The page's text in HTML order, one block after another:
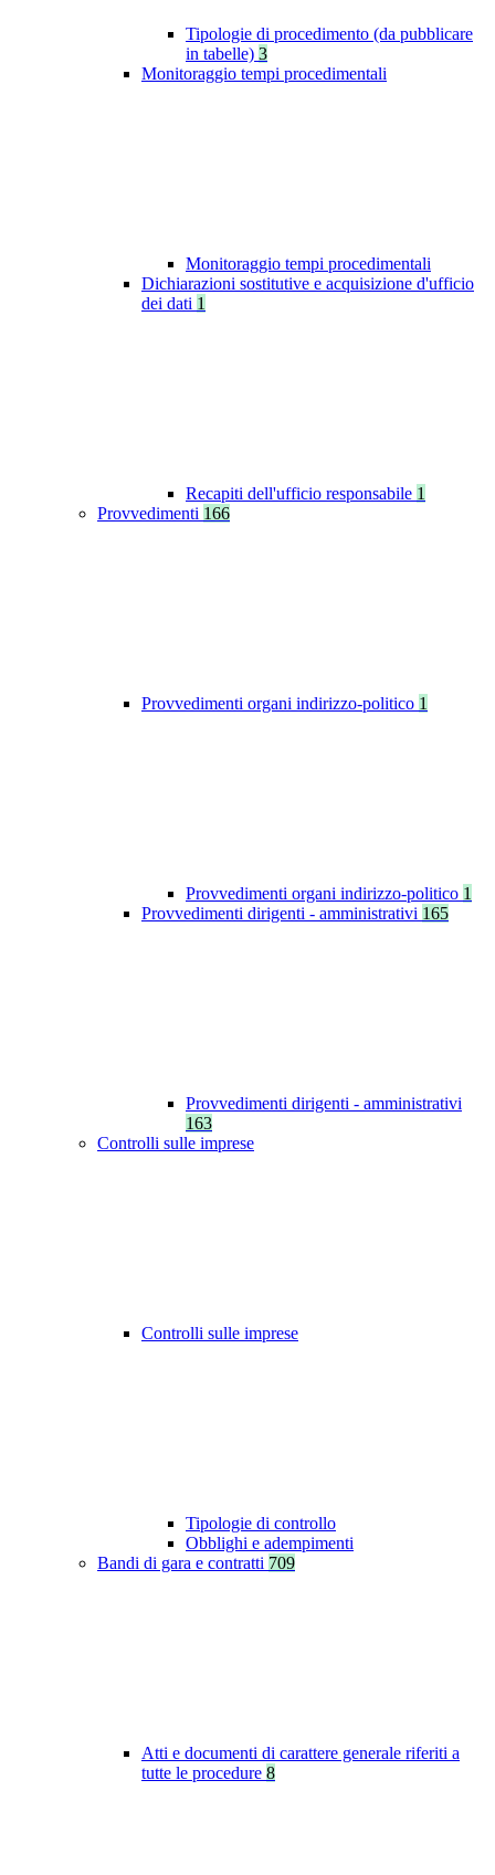
Tipologie di procedimento (da pubblicare
in tabelle) 3
Monitoraggio tempi procedimentali
Monitoraggio tempi procedimentali
Dichiarazioni sostitutive e acquisizione d'ufficio
dei dati 1
Recapiti dell'ufficio responsabile 1
Provvedimenti 166
Provvedimenti organi indirizzo-politico 1
Provvedimenti organi indirizzo-politico 1
Provvedimenti dirigenti - amministrativi 165
Provvedimenti dirigenti - amministrativi
163
Controlli sulle imprese
Controlli sulle imprese
Tipologie di controllo
Obblighi e adempimenti
Bandi di gara e contratti 709
Atti e documenti di carattere generale riferiti a
tutte le procedure 8